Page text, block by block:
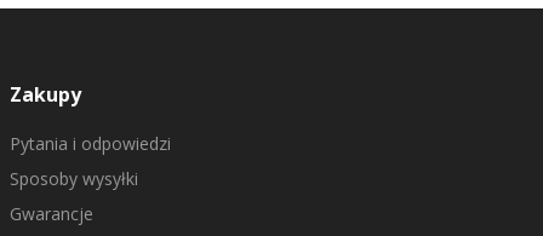
Zakupy
Pytania i odpowiedzi
Sposoby wysyłki
Gwarancje